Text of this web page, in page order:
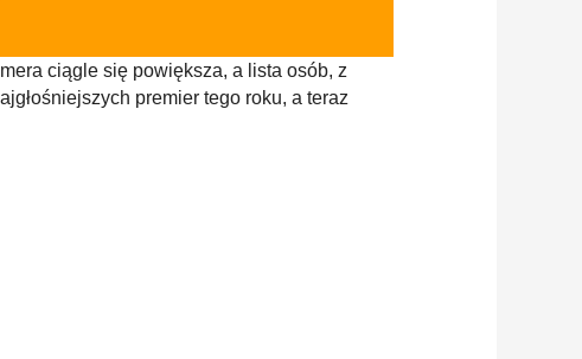
ciągle się powiększa, a lista osób, z
premier tego roku, a teraz